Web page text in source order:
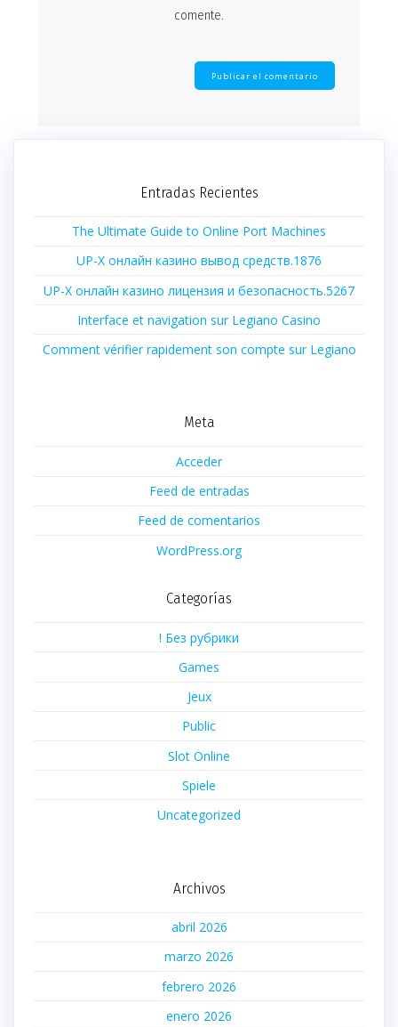
comente.
Entradas Recientes
The Ultimate Guide to Online Port Machines
UP-X онлайн казино вывод средств.1876
UP-X онлайн казино лицензия и безопасность.5267
Interface et navigation sur Legiano Casino
Comment vérifier rapidement son compte sur Legiano
Meta
Acceder
Feed de entradas
Feed de comentarios
WordPress.org
Categorías
! Без рубрики
Games
Jeux
Public
Slot Online
Spiele
Uncategorized
Archivos
abril 2026
marzo 2026
febrero 2026
enero 2026